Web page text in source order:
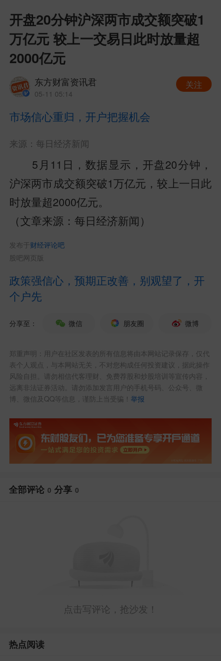
开盘20分钟沪深两市成交额突破1
万亿元 较上一交易日此时放量超
2000亿元
东方财富资讯君
05-11 05:14
关注
市场信心重归，开户把握机会
来源：每日经济新闻
5月11日，数据显示，开盘20分钟，
沪深两市成交额突破1万亿元，较上一日此
时放量超2000亿元。
（文章来源：每日经济新闻）
发布于 财经评论吧
股吧网页版
政策强信心，预期正改善，别观望了，开
个户先
分享至： 微信 朋友圈 微博
郑重声明：用户在社区发表的所有信息将由本网站记录保存，仅代
表个人观点，与本网站无关，不对您构成任何投资建议，据此操作
风险自担。请勿相信代客理财、免费荐股和炒股培训等宣传内容，
远离非法证券活动。请勿添加发言用户的手机号码、公众号、微
博、微信及QQ等信息，谨防上当受骗！举报
全部评论 0 分享 0
点击写评论，抢沙发！
热点阅读